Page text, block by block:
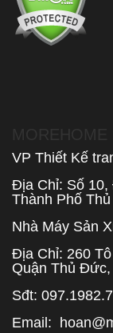
VP Thiết Kế
Địa Chỉ: Số
Thành Phố
Nhà Máy Sản
Địa Chỉ: 260
Quận Thủ Đức,
Sđt:
Email: